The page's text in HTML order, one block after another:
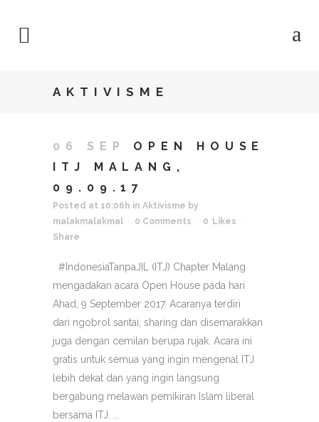
AKTIVISME
06 SEP
OPEN HOUSE
ITJ MALANG,
09.09.17
Posted at 10:06h in Aktivisme by
malakmalakmal
0 Comments 0
Likes
Share
#IndonesiaTanpaJIL (ITJ) Chapter Malang
mengadakan acara Open House pada hari
Ahad, 9 September 2017. Acaranya terdiri
dari ngobrol santai, sharing dan disemarakkan
juga dengan cemilan berupa rujak. Acara ini
gratis untuk semua yang ingin mengenal ITJ
lebih dekat dan yang ingin langsung
bergabung melawan pemikiran Islam liberal
bersama ITJ. ...